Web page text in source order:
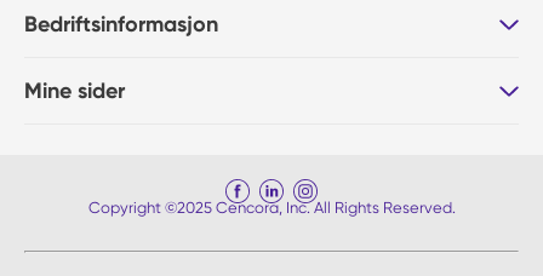
Bedriftsinformasjon
Mine sider
Copyright ©2025 Cencora, Inc. All Rights Reserved.